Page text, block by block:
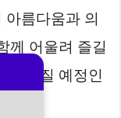
름다움과 의
께 어울려 즐길
펼쳐질 예정인